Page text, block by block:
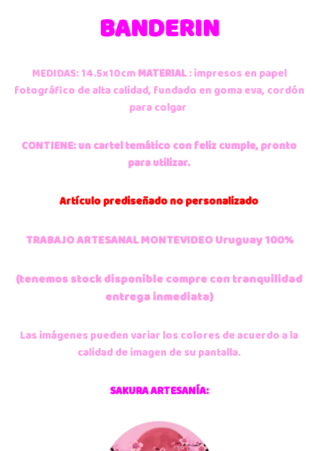
BANDERIN
MEDIDAS: 14.5x10cmMATERIAL: impresos en papel
fotográfico de alta calidad, fundado en goma eva, cordón
para colgar
CONTIENE: un cartel temático con feliz cumple, pronto
para utilizar.
Artículoprediseñado no personalizado
TRABAJO ARTESANAL MONTEVIDEO Uruguay 100%
(tenemos stock disponible compre con tranquilidad
entrega inmediata)
Las imágenes pueden variar los colores de acuerdo a la
calidad de imagen de su pantalla.
SAKURA ARTESANÍA: